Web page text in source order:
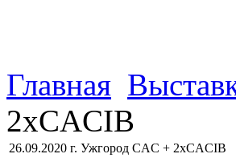
Главная
2хCACIB
26.09.2020 г. Ужгород CAC + 2хCACIB